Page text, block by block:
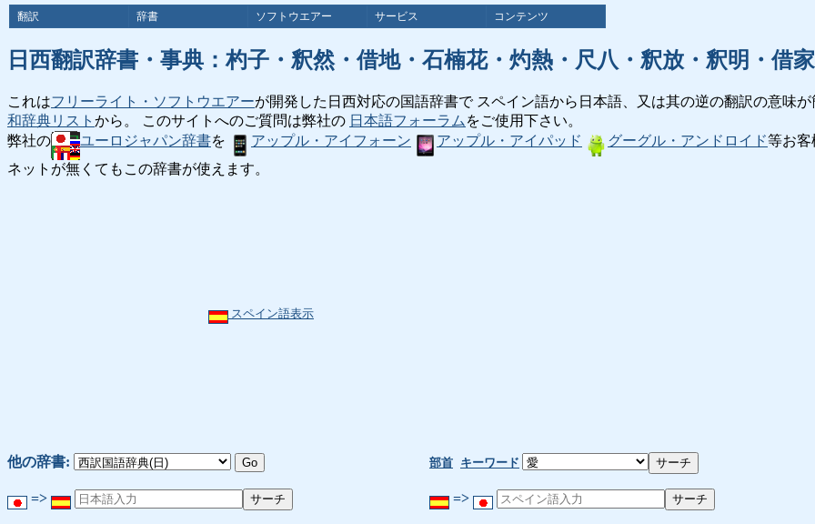
翻訳 辞書 ソフトウエアー サービス コンテンツ
日西翻訳辞書・事典：杓子・釈然・借地・石楠花・灼熱・尺八・釈放・釈明・借
これはフリーライト・ソフトウエアーが開発した日西対応の国語辞書で スペイン語から日本語、又は其の逆の翻訳の意味
和辞典リスト から。 このサイトへのご質問は弊社の 日本語フォーラム をご使用下さい。
弊社の
ユーロジャパン辞書を アップル・アイフォーン アップル・アイパッド グーグル・アンドロイド等お客
ネットが無くてもこの辞書が使えます。
スペイン語表示
他の辞書: 部首 キーワード
=> =>